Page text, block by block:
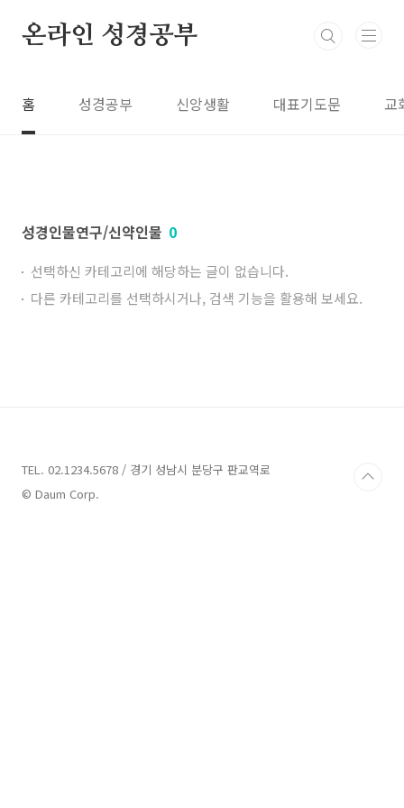
온라인 성경공부
홈 성경공부 신앙생활 대표기도문 교
성경인물연구/신약인물 0
선택하신 카테고리에 해당하는 글이 없습니다.
다른 카테고리를 선택하시거나, 검색 기능을 활용해 보세요.
TEL. 02.1234.5678 / 경기 성남시 분당구 판교역로
© Daum Corp.